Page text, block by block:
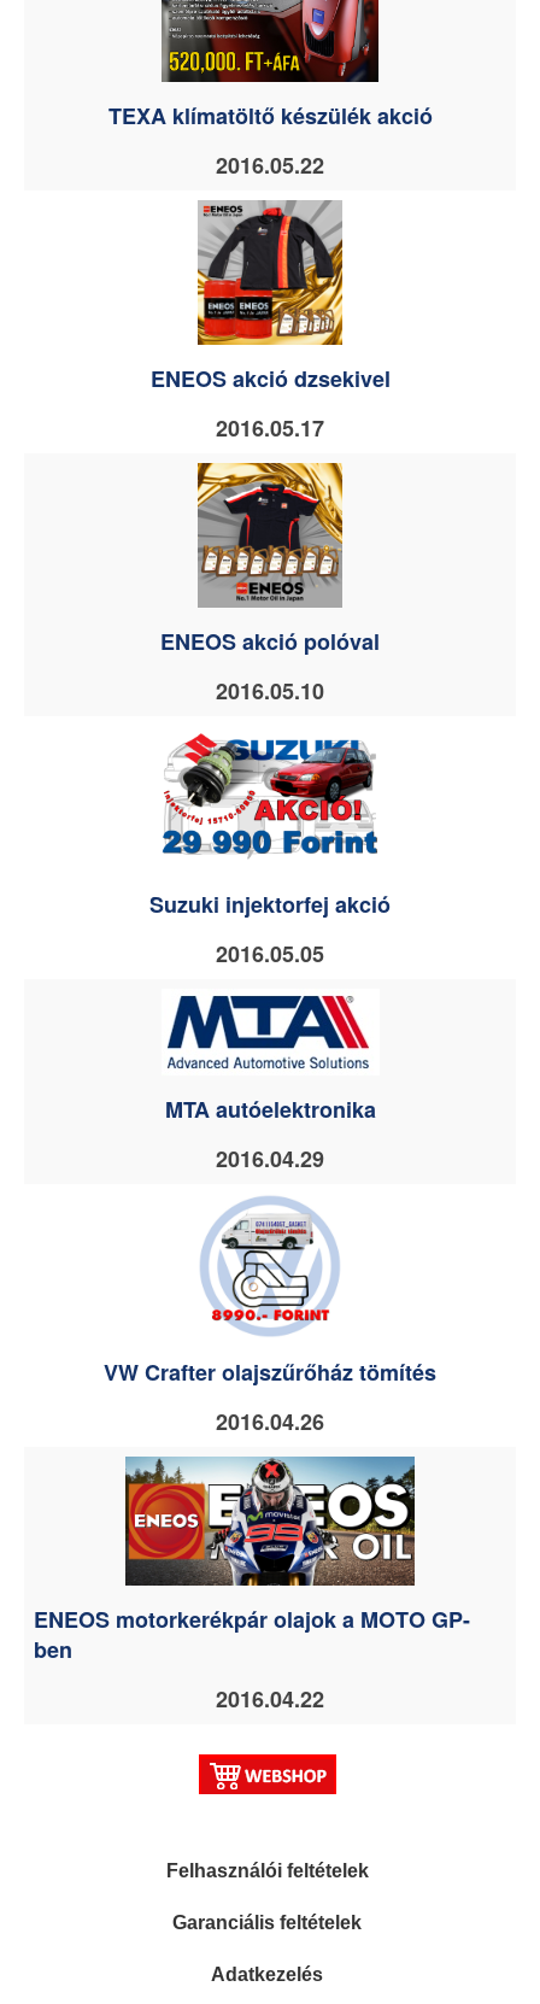
TEXA klímatöltő készülék akció
2016.05.22
ENEOS akció dzsekivel
2016.05.17
ENEOS akció polóval
2016.05.10
Suzuki injektorfej akció
2016.05.05
MTA autóelektronika
2016.04.29
VW Crafter olajszűrőház tömítés
2016.04.26
ENEOS motorkerékpár olajok a MOTO GP-
ben
2016.04.22
Felhasználói feltételek
Garanciális feltételek
Adatkezelés